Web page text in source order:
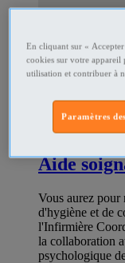
285183215
Aide
Vous aurez pour
d'hygiène et de
l'Infirmière
la collaboration
psychologique
En cliquant sur «
cookies sur votre appareil
utilisation et contribuer à
Paramètres